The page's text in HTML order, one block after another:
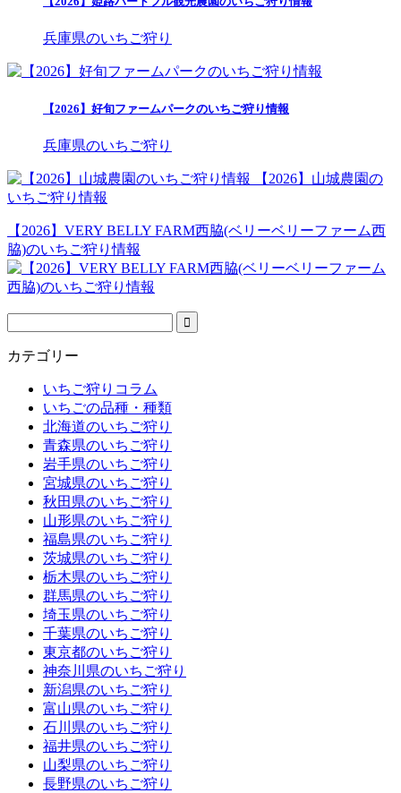
兵庫県のいちご狩り
【2026】好旬ファームパークのいちご狩り情報
兵庫県のいちご狩り
【2026】山城農園の
いちご狩り情報
【2026】VERY BELLY FARM西脇(ベリーベリーファーム西
脇)のいちご狩り情報
カテゴリー
いちご狩りコラム
いちごの品種・種類
北海道のいちご狩り
青森県のいちご狩り
岩手県のいちご狩り
宮城県のいちご狩り
秋田県のいちご狩り
山形県のいちご狩り
福島県のいちご狩り
茨城県のいちご狩り
栃木県のいちご狩り
群馬県のいちご狩り
埼玉県のいちご狩り
千葉県のいちご狩り
東京都のいちご狩り
神奈川県のいちご狩り
新潟県のいちご狩り
富山県のいちご狩り
石川県のいちご狩り
福井県のいちご狩り
山梨県のいちご狩り
長野県のいちご狩り